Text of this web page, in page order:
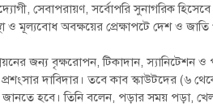
সেবাপরায়ণ, সর্বোপরি সুনাগরিক
ও মূল্যবোধ অবক্ষয়ের প্রেক্ষাপটে দেশ ও
জন্য বৃক্ষরোপন, টিকাদান, স্যানিটেশন ও
দাবিদার। তবে কাব স্কাউটদের (৬
জানতে হবে। তিনি বলেন, পড়ার সময় পড়া,